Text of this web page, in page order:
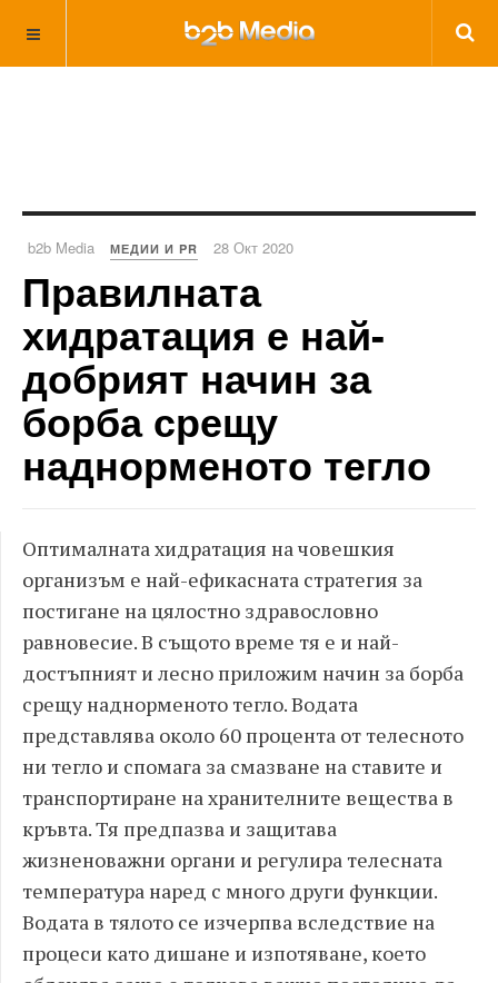
b2b Media МЕДИИ И PR 28 Окт 2020
Правилната
хидратация е най-
добрият начин за
борба срещу
наднорменото тегло
Оптималната хидратация на човешкия
организъм е най-ефикасната стратегия за
постигане на цялостно здравословно
равновесие. В същото време тя е и най-
достъпният и лесно приложим начин за борба
срещу наднорменото тегло.Водата
представлява около 60 процента от телесното
ни тегло и спомага за смазване на ставите и
транспортиране на хранителните вещества в
кръвта. Тя предпазва и защитава
жизненоважни органи и регулира телесната
температура наред с много други функции.
Водата в тялото се изчерпва вследствие на
процеси като дишане и изпотяване, което